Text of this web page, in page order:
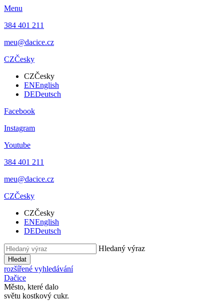
Menu
384 401 211
meu@dacice.cz
CZČesky
CZČesky
ENEnglish
DEDeutsch
Facebook
Instagram
Youtube
384 401 211
meu@dacice.cz
CZČesky
CZČesky
ENEnglish
DEDeutsch
Hledaný výraz
Hledat
rozšířené vyhledávání
Dačice
Město, které dalo
světu kostkový cukr.